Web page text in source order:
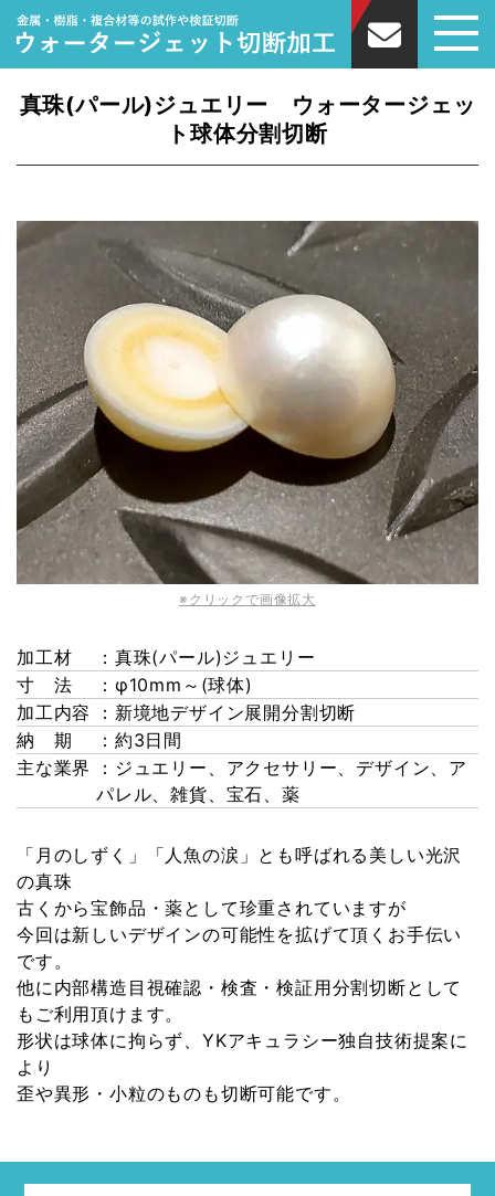
真珠(パール)ジュエリー ウォータージェッ
ト球体分割切断
※クリックで画像拡大
加工材
：真珠(パール)ジュエリー
寸 法
：φ10mm～(球体)
加工内容
：新境地デザイン展開分割切断
納 期
：約3日間
主な業界
：ジュエリー、アクセサリー、デザイン、ア
パレル、雑貨、宝石、薬
「月のしずく」「人魚の涙」とも呼ばれる美しい光沢
の真珠
古くから宝飾品・薬として珍重されていますが
今回は新しいデザインの可能性を拡げて頂くお手伝い
です。
他に内部構造目視確認・検査・検証用分割切断として
もご利用頂けます。
形状は球体に拘らず、YKアキュラシー独自技術提案に
より
歪や異形・小粒のものも切断可能です。